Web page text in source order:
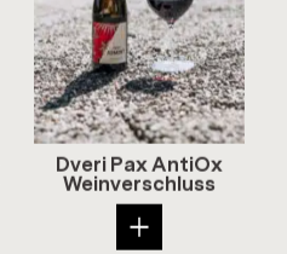
Dveri Pax An­tiOx
Wein­ver­schluss